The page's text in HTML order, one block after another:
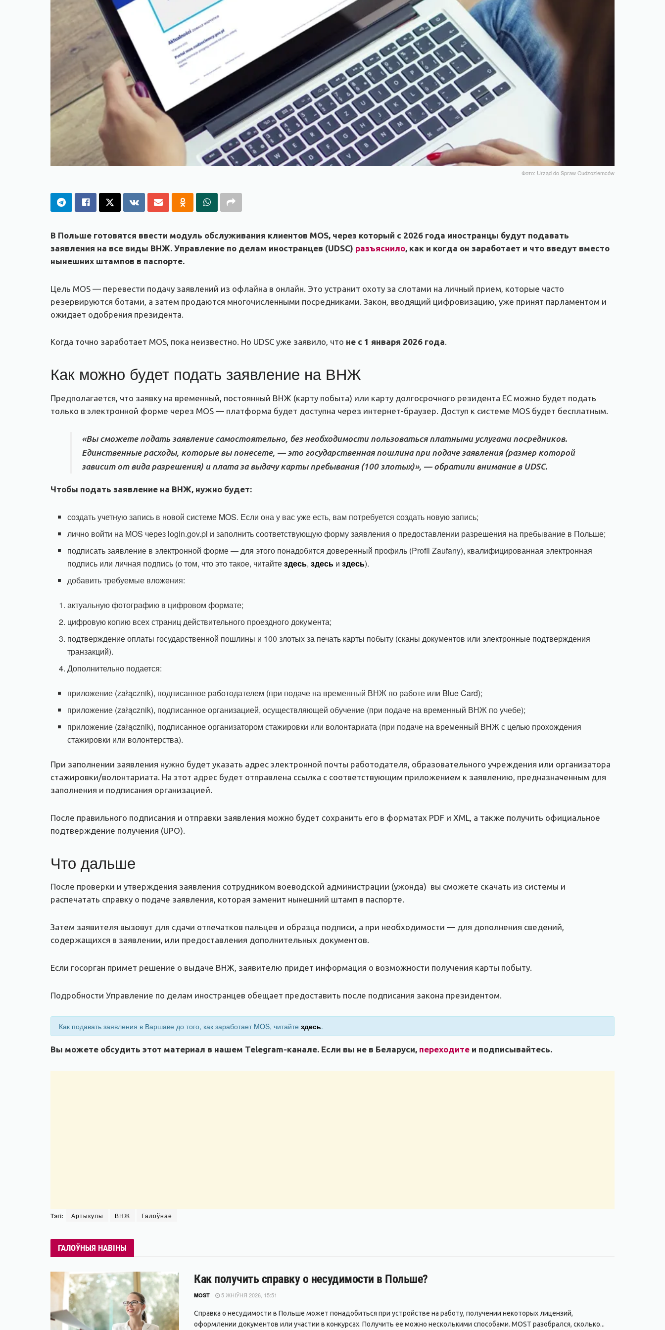
Фото: Urząd do Spraw Cudzoziemców
В Польше готовятся ввести модуль обслуживания клиентов MOS, через который с 2026 года иностранцы будут подавать
заявления на все виды ВНЖ. Управление по делам иностранцев (UDSC) разъяснило, как и когда он заработает и что введут вместо
нынешних штампов в паспорте.
Цель MOS — перевести подачу заявлений из офлайна в онлайн. Это устранит охоту за слотами на личный прием, которые часто
резервируются ботами, а затем продаются многочисленными посредниками. Закон, вводящий цифровизацию, уже принят парламентом и
ожидает одобрения президента.
Когда точно заработает MOS, пока неизвестно. Но UDSC уже заявило, что не с 1 января 2026 года.
Как можно будет подать заявление на ВНЖ
Предполагается, что заявку на временный, постоянный ВНЖ (карту побыта) или карту долгосрочного резидента ЕС можно будет подать
только в электронной форме через MOS — платформа будет доступна через интернет-браузер. Доступ к системе MOS будет бесплатным.
«Вы сможете подать заявление самостоятельно, без необходимости пользоваться платными услугами посредников.
Единственные расходы, которые вы понесете, — это государственная пошлина при подаче заявления (размер которой
зависит от вида разрешения) и плата за выдачу карты пребывания (100 злотых)», — обратили внимание в UDSC.
Чтобы подать заявление на ВНЖ, нужно будет:
создать учетную запись в новой системе MOS. Если она у вас уже есть, вам потребуется создать новую запись;
лично войти на MOS через login.gov.pl и заполнить соответствующую форму заявления о предоставлении разрешения на пребывание в Польше;
подписать заявление в электронной форме — для этого понадобится доверенный профиль (Profil Zaufany), квалифицированная электронная
подпись или личная подпись (о том, что это такое, читайтездесь,здесь издесь).
добавить требуемые вложения:
актуальную фотографию в цифровом формате;
цифровую копию всех страниц действительного проездного документа;
подтверждение оплаты государственной пошлины и 100 злотых за печать карты побыту (сканы документов или электронные подтверждения
транзакций).
Дополнительно подается:
приложение (załącznik), подписанное работодателем (при подаче на временный ВНЖ по работе или Blue Card);
приложение (załącznik), подписанное организацией, осуществляющей обучение (при подаче на временный ВНЖ по учебе);
приложение (załącznik), подписанное организатором стажировки или волонтариата (при подаче на временный ВНЖ с целью прохождения
стажировки или волонтерства).
При заполнении заявления нужно будет указать адрес электронной почты работодателя, образовательного учреждения или организатора
стажировки/волонтариата. На этот адрес будет отправлена ссылка с соответствующим приложением к заявлению, предназначенным для
заполнения и подписания организацией.
После правильного подписания и отправки заявления можно будет сохранить его в форматах PDF и XML, а также получить официальное
подтверждение получения (UPO).
Что дальше
После проверки и утверждения заявления сотрудником воеводской администрации (ужонда) вы сможете скачать из системы и
распечатать справку о подаче заявления, которая заменит нынешний штамп в паспорте.
Затем заявителя вызовут для сдачи отпечатков пальцев и образца подписи, а при необходимости — для дополнения сведений,
содержащихся в заявлении, или предоставления дополнительных документов.
Если госорган примет решение о выдаче ВНЖ, заявителю придет информация о возможности получения карты побыту.
Подробности Управление по делам иностранцев обещает предоставить после подписания закона президентом.
Как подавать заявления в Варшаве до того, как заработает MOS, читайте здесь.
Вы можете обсудить этот материал в нашем Telegram-канале. Если вы не в Беларуси, переходите и подписывайтесь.
Тэгі: Артыкулы ВНЖ Галоўнае
ГАЛОЎНЫЯ НАВІНЫ
Как получить справку о несудимости в Польше?
MOST 5 ЖНІЎНЯ 2026, 15:51
Справка о несудимости в Польше может понадобиться при устройстве на работу, получении некоторых лицензий,
оформлении документов или участии в конкурсах. Получить ее можно несколькими способами. MOST разобрался, сколько...